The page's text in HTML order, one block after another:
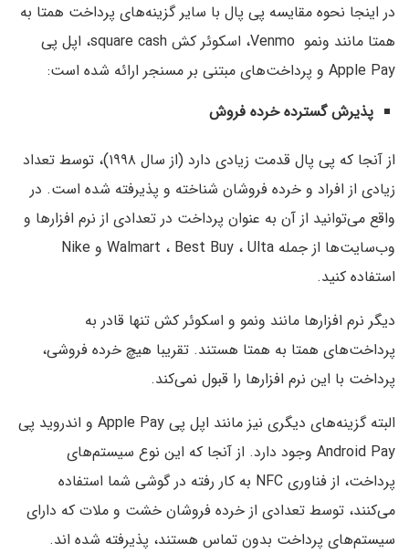
در‌ اینجا نحوه مقایسه پی پال با سایر گزینه‌های پرداخت همتا به
همتا مانند ونمو Venmo، اسکوئر کش square cash، اپل پی
Apple Pay و پرداخت‌های مبتنی بر مسنجر ارائه شده است:
پذیرش گسترده خرده فروش
از آنجا که پی پال قدمت زیادی دارد (از سال ۱۹۹۸)، توسط تعداد
زیادی از افراد و خرده فروشان شناخته و پذیرفته شده است. در
واقع می‌توانید از آن به عنوان پرداخت در تعدادی از نرم افزار‌ها و
وب‌سایت‌ها از جمله Walmart ، Best Buy ، Ulta و Nike
استفاده کنید.
دیگر نرم افزار‌ها مانند ونمو و اسکوئر کش تنها قادر به
پرداخت‌های همتا به همتا هستند. تقریبا هیچ خرده فروشی،
پرداخت با‌ این نرم افزار‌ها را قبول نمی‌کند.
البته گزینه‌های دیگری نیز مانند اپل پی Apple Pay و اندروید پی
Android Pay وجود دارد. از آنجا که‌ این نوع سیستم‌های
پرداخت، از فناوری NFC به کار رفته در گوشی شما استفاده
می‌کنند، توسط تعدادی از خرده فروشان خشت و ملات که دارای
سیستم‌های پرداخت بدون تماس هستند، پذیرفته شده ‌اند.